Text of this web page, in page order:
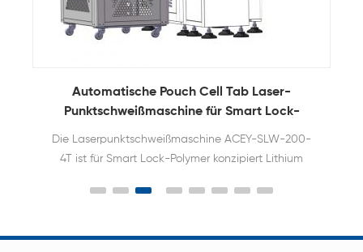
Automatische Pouch Cell Tab Laser-
Punktschweißmaschine für Smart Lock-
Die Laserpunktschweißmaschine ACEY-SLW-200-
4T ist für Smart Lock-Polymer konzipiert Lithium
um eine schnelle und zuverlässige Verbindung
Leiterplatten zu erreichen.